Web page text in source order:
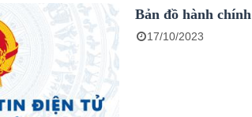
Bản đồ hành chính
17/10/2023